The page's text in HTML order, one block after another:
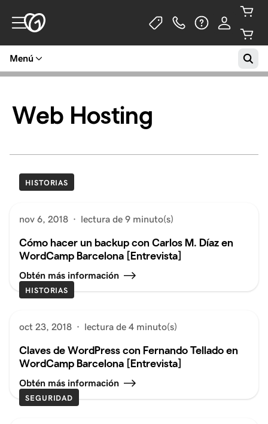
Menú
Web Hosting
HISTORIAS
nov 6, 2018 · lectura de 9 minuto(s)
Cómo hacer un backup con Carlos M. Díaz en
WordCamp Barcelona [Entrevista]
Obtén más información
HISTORIAS
oct 23, 2018 · lectura de 4 minuto(s)
Claves de WordPress con Fernando Tellado en
WordCamp Barcelona [Entrevista]
Obtén más información
SEGURIDAD